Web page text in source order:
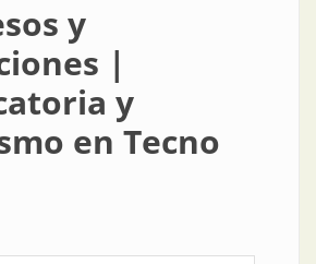
y
|
y
en Tecno